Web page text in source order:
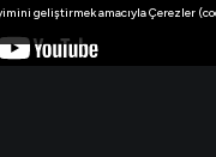
geliştirmek amacıyla Çerezler